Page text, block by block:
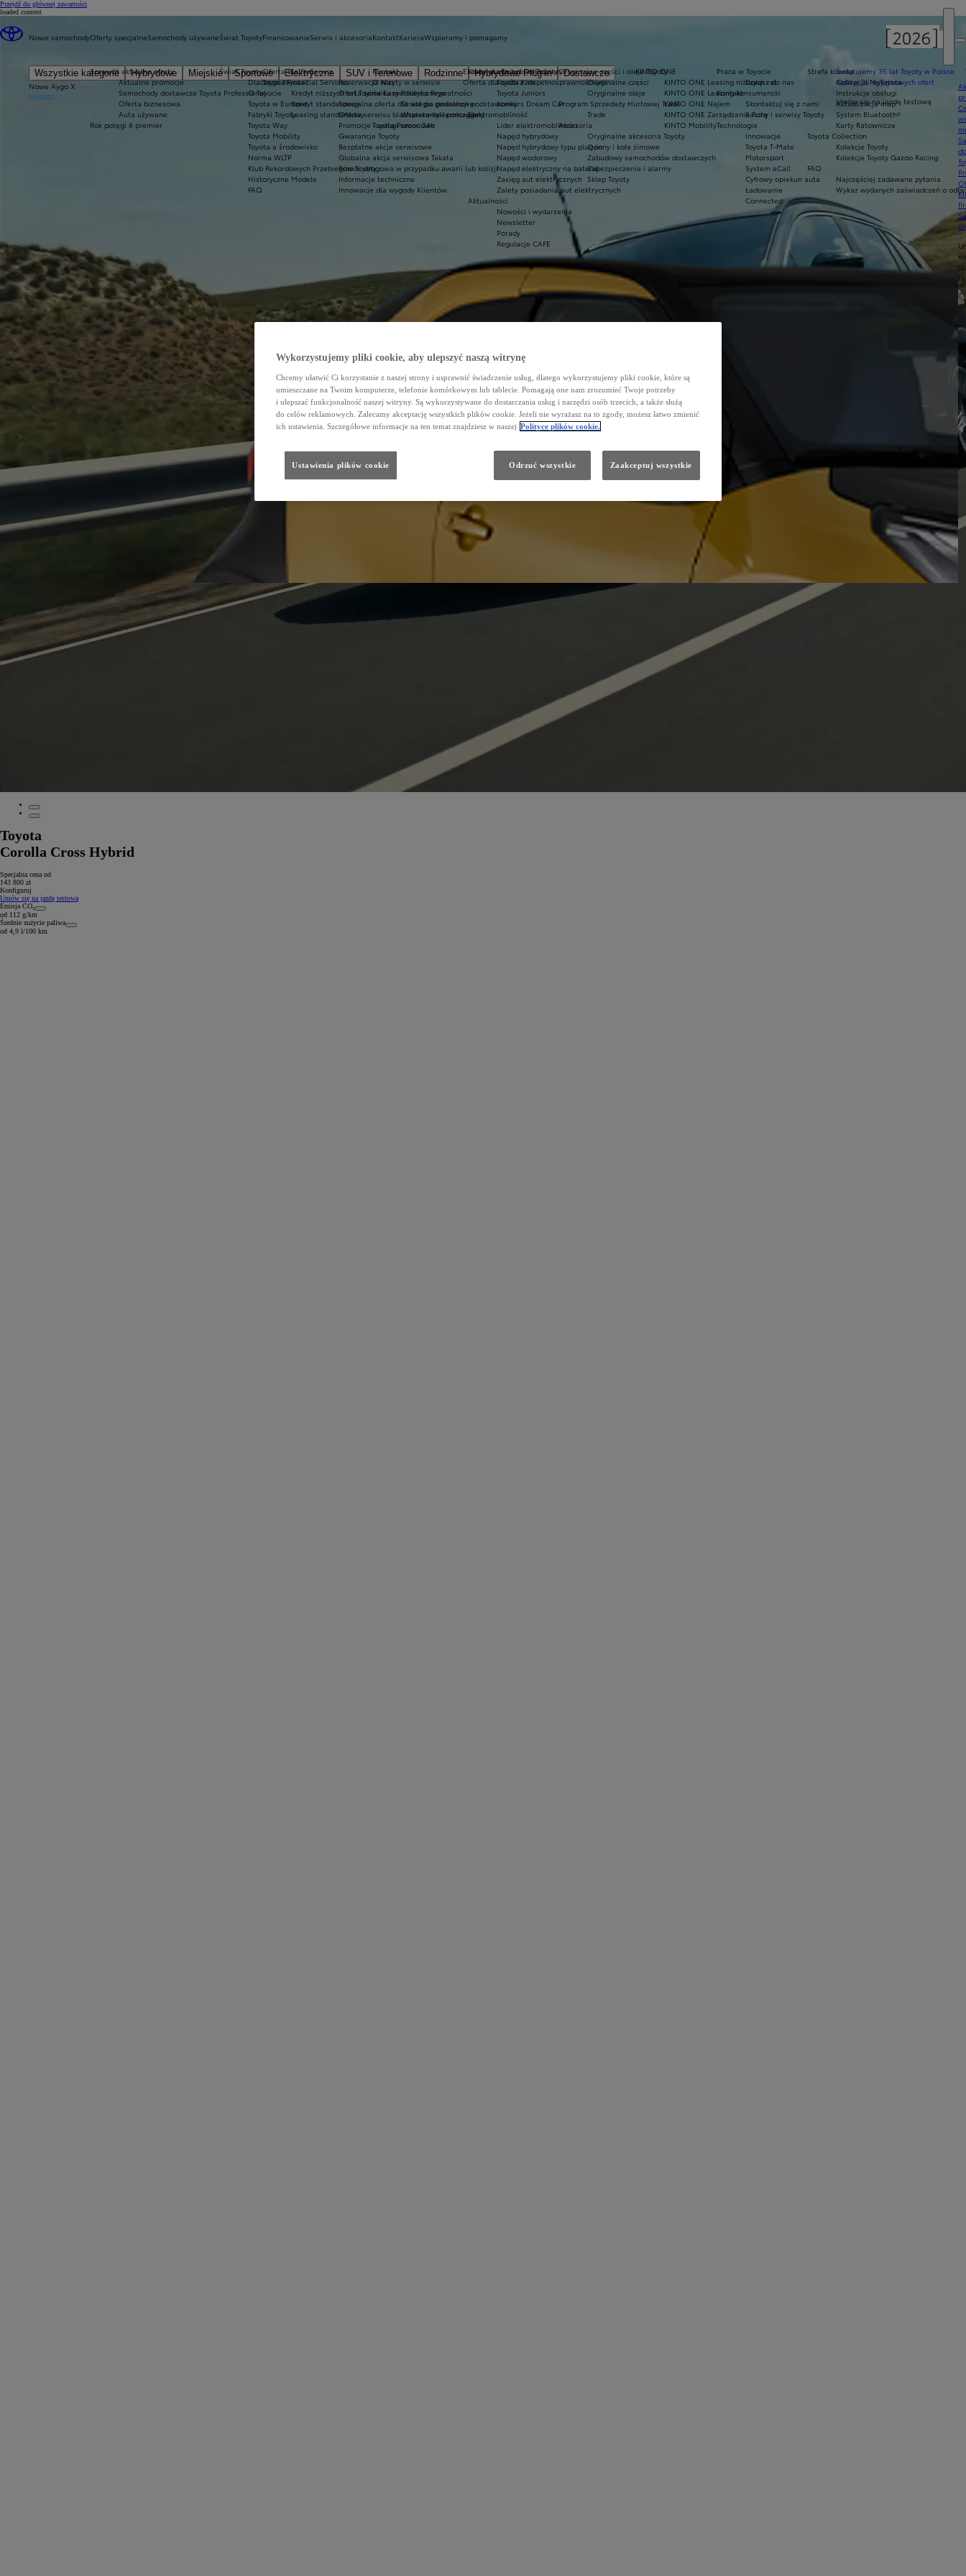
Przejdź do głównej zawartości
Nowe samochody
Wszystkie kategorie Hybrydowe Miejskie Sportowe Elektryczne SUV i Terenowe Rodzinne Hybrydowe Plug-in
Dostawcze
Nowe Aygo X
HYBRID
Oferty specjalne
Sprawdź aktualne oferty
Aktualne promocje
Samochody dostawcze Toyota Professional
Oferta biznesowa
Auta używane
Rok potęgi 8 premier
Ekobonus dla hybryd Toyoty
Oferta dla osób z niepełnosprawnościami
Świętujemy 35 lat Toyoty w Polsce
Odkryj 35 wyjątkowych ofert
Umów się na jazdę testową
Samochody używaneŚwiat Toyoty
Świat Toyoty
Dlaczego Toyota?
O Toyocie
Toyota w Europie
Fabryki Toyoty
Toyota Way
Toyota Mobility
Toyota a środowisko
Norma WLTP
Klub Rekordowych Przebiegów Toyoty
Historyczne Modele
FAQ
Kluby dla dzieci i młodzieży
Toyota Kids
Toyota Juniors
Konkurs Dream Car
Elektromobilność
Lider elektromobilności
Napęd hybrydowy
Napęd hybrydowy typu plug-in
Napęd wodorowy
Napęd elektryczny na baterię
Zasięg aut elektrycznych
Zalety posiadania aut elektrycznych
Aktualności
Nowości i wydarzenia
Newsletter
Porady
Regulacje CAFE
Praca w Toyocie
Dołącz do nas
Kontakt
Skontaktuj się z nami
Salony i serwisy Toyoty
Technologie
Innowacje
Toyota T-Mate
Motorsport
System eCall
Cyfrowy opiekun auta
Ładowanie
Connected
Finansowanie
Oferta dla firm
Toyota Financial Services
Kredyt niższych rat Toyota Easy
Kredyt standardowy
Leasing standardowy
KINTO ONE
KINTO ONE Leasing niższych rat
KINTO ONE Leasing konsumencki
KINTO ONE Najem
KINTO ONE Zarządzanie flotą
KINTO Mobility
Serwis i akcesoria
Serwis
Rezerwacja wizyty w serwisie
Oferta serwisu mechanicznego
Specjalna oferta dla aut po gwarancji podstawowej
Oferta serwisu blacharsko-lakierniczego
Promocje i usługi sezonowe
Gwarancje Toyoty
Bezpłatne akcje serwisowe
Globalna akcja serwisowa Takata
Pomoc drogowa w przypadku awarii lub kolizji
Informacje techniczne
Innowacje dla wygody Klientów
Oryginalne części i oleje Toyoty
Oryginalne części
Oryginalne oleje
Program Sprzedaży Hurtowej Trade
Trade
Akcesoria
Oryginalne akcesoria Toyoty
Opony i koła zimowe
Zabudowy samochodów dostawczych
Zabezpieczenia i alarmy
Sklep Toyoty
Strefa klienta
Aplikacja MyToyota
Instrukcje obsługi
Aktualizacja map
System Bluetooth®
Karty Ratownicze
Toyota Collection
Kolekcje Toyoty
Kolekcje Toyoty Gazoo Racing
FAQ
Najczęściej zadawane pytania
Wykaz wydanych zaświadczeń o
Kontakt
Kontakt
O Nas
Polityka Prywatności
Strategia podatkowa
Wspieramy i pomagamy
Toyota Pomoc 24h
KarieraWspieramy i pomagamy
loaded content
Toyota
Corolla Cross Hybrid
Specjalna cena od
143 800 zł
Konfiguruj
Umów się na jazdę testową
Emisja CO₂
od 112 g/km
Średnie zużycie paliwa
od 4,9 l/100 km
Wykorzystujemy pliki cookie, aby ulepszyć naszą witrynę
Chcemy ułatwić Ci korzystanie z naszej strony i usprawnić świadczenie usług, dlatego wykorzystujemy pliki cookie, które są
umieszczane na Twoim komputerze, telefonie komórkowym lub tablecie. Pomagają one nam zrozumieć Twoje potrzeby
i ulepszać funkcjonalność naszej witryny. Są wykorzystywane do dostarczania usług i narzędzi osób trzecich, a także służą
do celów reklamowych. Zalecamy akceptację wszystkich plików cookie. Jeżeli nie wyrażasz na to zgody, możesz łatwo zmienić
ich ustawienia. Szczegółowe informacje na ten temat znajdziesz w naszej Polityce plików cookie.
Ustawienia plików cookie Odrzuć wszystkie Zaakceptuj wszystkie